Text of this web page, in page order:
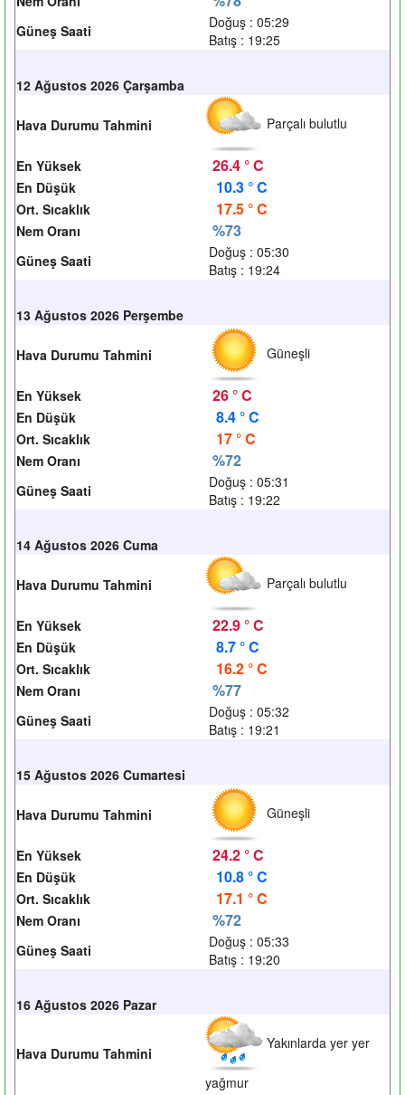
Güneş Saati
Doğuş : 05:29
Batış : 19:25
12 Ağustos 2026 Çarşamba
Hava Durumu Tahmini Parçalı bulutlu
En Yüksek 26.4 ° C
En Düşük 10.3 ° C
Ort. Sıcaklık 17.5 ° C
Nem Oranı %73
Güneş Saati
Doğuş : 05:30
Batış : 19:24
13 Ağustos 2026 Perşembe
Hava Durumu Tahmini Güneşli
En Yüksek 26 ° C
En Düşük 8.4 ° C
Ort. Sıcaklık 17 ° C
Nem Oranı %72
Güneş Saati
Doğuş : 05:31
Batış : 19:22
14 Ağustos 2026 Cuma
Hava Durumu Tahmini Parçalı bulutlu
En Yüksek 22.9 ° C
En Düşük 8.7 ° C
Ort. Sıcaklık 16.2 ° C
Nem Oranı %77
Güneş Saati
Doğuş : 05:32
Batış : 19:21
15 Ağustos 2026 Cumartesi
Hava Durumu Tahmini Güneşli
En Yüksek 24.2 ° C
En Düşük 10.8 ° C
Ort. Sıcaklık 17.1 ° C
Nem Oranı %72
Güneş Saati
Doğuş : 05:33
Batış : 19:20
16 Ağustos 2026 Pazar
Hava Durumu Tahmini
Yakınlarda yer yer
yağmur